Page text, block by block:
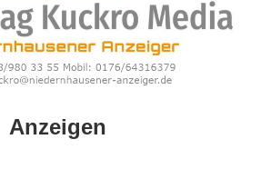
Anzeigen